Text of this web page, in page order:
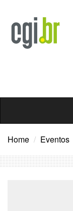
conteúdo
Home Eventos